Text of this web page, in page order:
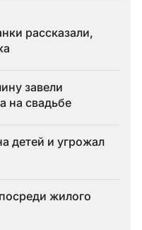
рассказали,
завели
на свадьбе
детей и угрожал
жилого